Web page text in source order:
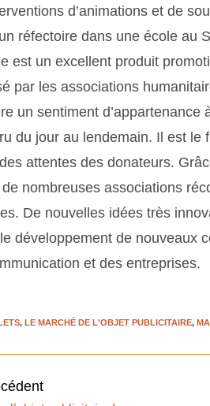
d’animations et de
réfectoire dans une école au
est un excellent produit
par les associations
un sentiment d’appartenance
du jour au lendemain. Il est
attentes des donateurs.
nombreuses associations
De nouvelles idées très
développement de nouveaux
et des entreprises.
, LE MARCHÉ DE L'OBJET PUBLICITAIRE,